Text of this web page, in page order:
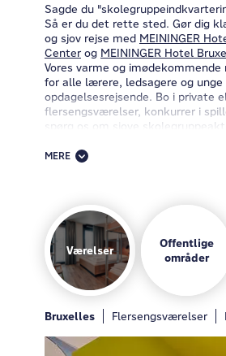
Sagde du
Så er du det rette sted. Gør dig
og sjov rejse med MEININGER
Center og MEININGER Hotel
Vores varme og
for alle lærere, ledsagere og unge
opdagelsesrejsende. Bo i private
flersengsværelser, konkurrer i
spørg os om sjove
skatte bliver din skoletur til
dig midt i begivenhedernes
fantastiske beliggenheder.
Bo påMEININGER Hotel Bruxelles
oplev pulserende Bruxelles. Nyd
belgisk chokolade og vafler. Let
for rejsende. Omgivet af
MERE
Værelser
Offentlige
områder
Bruxelles Flersengsværelser
Morgenmad Spillezone Lobby